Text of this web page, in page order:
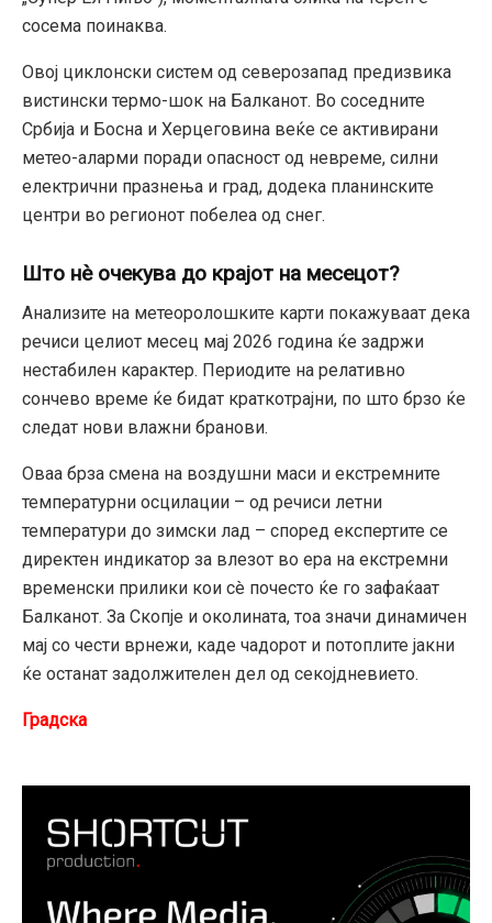
сосема поинаква.
Овој циклонски систем од северозапад предизвика
вистински термо-шок на Балканот. Во соседните
Србија и Босна и Херцеговина веќе се активирани
метео-аларми поради опасност од невреме, силни
електрични празнења и град, додека планинските
центри во регионот побелеа од снег.
Што нѐ очекува до крајот на месецот?
Анализите на метеоролошките карти покажуваат дека
речиси целиот месец мај 2026 година ќе задржи
нестабилен карактер. Периодите на релативно
сончево време ќе бидат краткотрајни, по што брзо ќе
следат нови влажни бранови.
Оваа брза смена на воздушни маси и екстремните
температурни осцилации – од речиси летни
температури до зимски лад – според експертите се
директен индикатор за влезот во ера на екстремни
временски прилики кои сè почесто ќе го зафаќаат
Балканот. За Скопје и околината, тоа значи динамичен
мај со чести врнежи, каде чадорот и потоплите јакни
ќе останат задолжителен дел од секојдневието.
Градска